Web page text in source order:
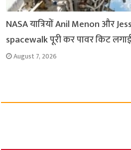
NASA यात्रियों Anil Menon और
spacewalk पूरी कर पावर किट
August 7, 2026